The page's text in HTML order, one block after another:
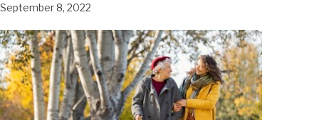
September 8, 2022